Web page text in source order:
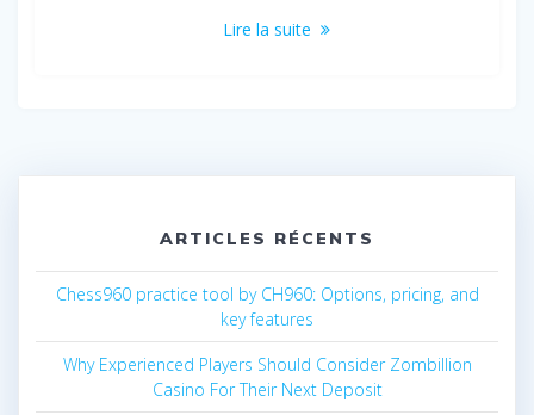
Lire la suite
ARTICLES RÉCENTS
Chess960 practice tool by CH960: Options, pricing, and
key features
Why Experienced Players Should Consider Zombillion
Casino For Their Next Deposit